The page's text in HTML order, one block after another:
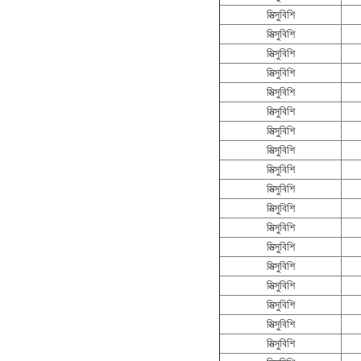
মিত্সুবিশি
মিত্সুবিশি
মিত্সুবিশি
মিত্সুবিশি
মিত্সুবিশি
মিত্সুবিশি
মিত্সুবিশি
মিত্সুবিশি
মিত্সুবিশি
মিত্সুবিশি
মিত্সুবিশি
মিত্সুবিশি
মিত্সুবিশি
মিত্সুবিশি
মিত্সুবিশি
মিত্সুবিশি
মিত্সুবিশি
মিত্সুবিশি